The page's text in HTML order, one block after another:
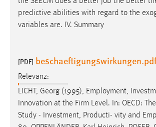
predictive abilities with regard to the
variables are. IV. Summary
[PDF]
Relevanz:
LICHT, Georg (1995), Employment,
Innovation at the Firm Level. In: OECD: The
Study - Investment, Producti- vity and